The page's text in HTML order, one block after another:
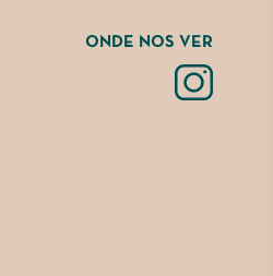
ONDE NOS VER